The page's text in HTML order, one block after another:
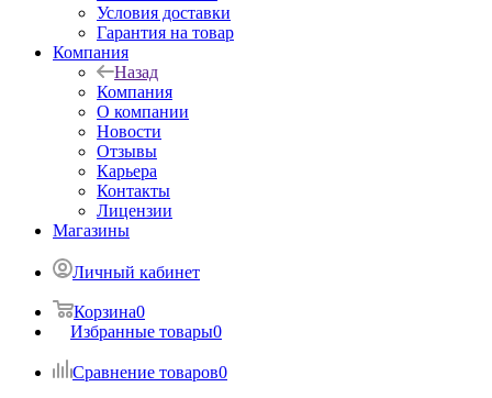
Условия доставки
Гарантия на товар
Компания
Назад
Компания
О компании
Новости
Отзывы
Карьера
Контакты
Лицензии
Магазины
Личный кабинет
Корзина0
Избранные товары0
Сравнение товаров0